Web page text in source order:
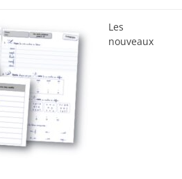
Les
nouveaux